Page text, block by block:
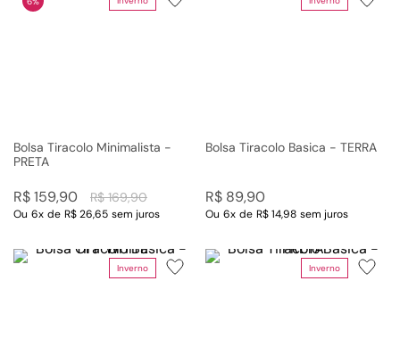
Bolsa Tiracolo Minimalista -
PRETA
R$ 169,90
R$159,90
Ou 6x de R$ 26,65 sem juros
Bolsa Tiracolo Basica - TERRA
R$ 89,90
Ou 6x de R$ 14,98 sem juros
Inverno Inverno